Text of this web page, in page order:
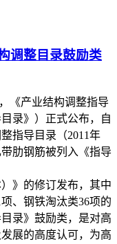
调整目录鼓励类
《产业结构调整指导
录》）正式公布，自
指导目录（2011年
肋钢筋被列入《指导
》的修订发布，其中
、钢铁淘汰类36项的
录》鼓励类，是对高
展的高度认可，为高